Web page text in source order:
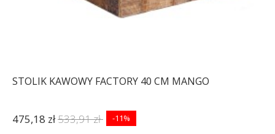
STOLIK KAWOWY FACTORY 40 CM MANGO
475,18 zł533,91 zł -11%